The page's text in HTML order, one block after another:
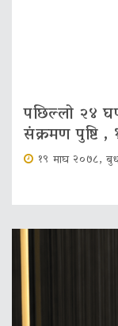
पछिल्लो २४
संक्रमण पुष्टि
१९ माघ २०७८,